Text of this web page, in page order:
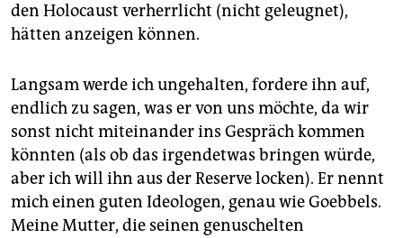
den Holocaust verherrlicht (nicht geleugnet),
hätten anzeigen können.
Langsam werde ich ungehalten, fordere ihn auf,
endlich zu sagen, was er von uns möchte, da wir
sonst nicht miteinander ins Gespräch kommen
könnten (als ob das irgendetwas bringen würde,
aber ich will ihn aus der Reserve locken). Er nennt
mich einen guten Ideologen, genau wie Goebbels.
Meine Mutter, die seinen genuschelten